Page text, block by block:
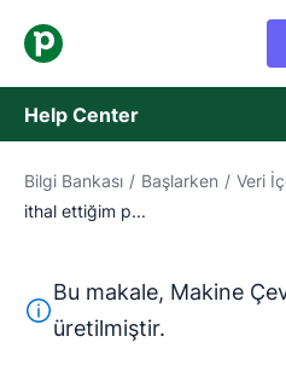
Help Center
Bilgi Bankası
Destek Birimiyle İletişime Geçin
Bilgi Bankası / Başlarken / Veri
ithal ettiğim p...
Bu metin, İngilizceden
Bu makale, Makine
üretilmiştir.